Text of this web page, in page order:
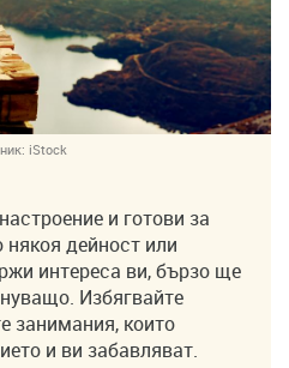
iStock
и готови за
някоя дейност или
интереса ви, бързо ще
Избягвайте
занимания, които
и ви забавляват.